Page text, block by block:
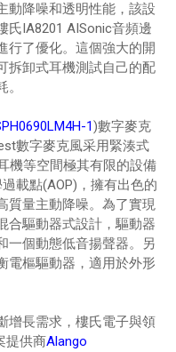
動降噪和透明性能，該設
氏IA8201 AISonic音頻邊
行了優化。這個強大的開
拆卸式耳機測試自己的配
1)數字麥克
數字麥克風采用緊湊式
機等空間極其有限的設備
載點(AOP)，擁有出色的
質量主動降噪。為了實現
合驅動器式設計，驅動器
一個動態低音揚聲器。另
電樞驅動器，適用於外形
增長需求，樓氏電子與領
提供商Alango